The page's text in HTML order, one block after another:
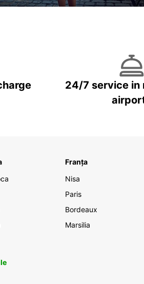
24/7 service in
Franța
Nisa
Paris
Bordeaux
Marsilia